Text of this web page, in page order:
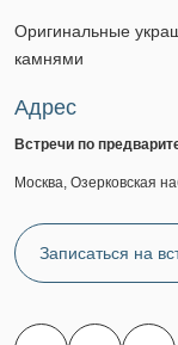
Оригинальные
камнями
Адрес
Встречи по
Москва, Озерковская
Записаться на